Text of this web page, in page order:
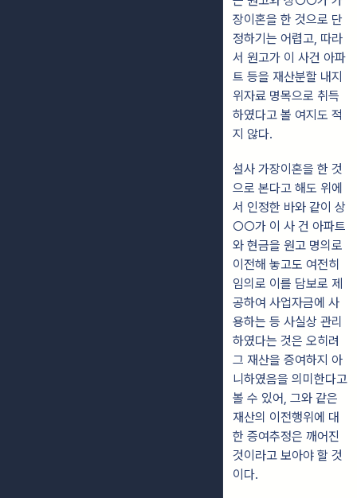
장이혼을 한 것으로 단
정하기는 어렵고, 따라
서 원고가 이 사건 아파
트 등을 재산분할 내지
위자료 명목으로 취득
하였다고 볼 여지도 적
지 않다.
설사 가장이혼을 한 것
으로 본다고 해도 위에
서 인정한 바와 같이 상
○○가 이 사 건 아파트
와 현금을 원고 명의로
이전해 놓고도 여전히
임의로 이를 담보로 제
공하여 사업자금에 사
용하는 등 사실상 관리
하였다는 것은 오히려
그 재산을 증여하지 아
니하였음을 의미한다고
볼 수 있어, 그와 같은
재산의 이전행위에 대
한 증여추정은 깨어진
것이라고 보아야 할 것
이다.